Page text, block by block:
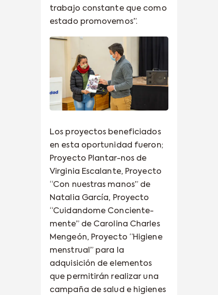
trabajo constante que como
estado promovemos”.
Los proyectos beneficiados
en esta oportunidad fueron;
Proyecto Plantar-nos de
Virginia Escalante, Proyecto
“Con nuestras manos” de
Natalia García, Proyecto
“Cuidandome Conciente-
mente” de Carolina Charles
Mengeón, Proyecto “Higiene
menstrual” para la
adquisición de elementos
que permitirán realizar una
campaña de salud e higienes